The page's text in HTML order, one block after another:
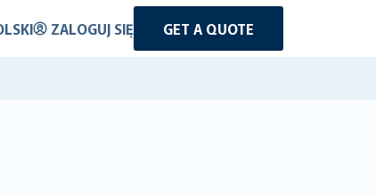
ZALOGUJ SIĘ
GET A QUOTE